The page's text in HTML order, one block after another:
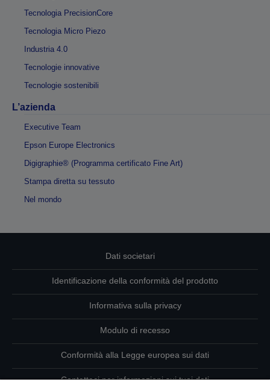
Tecnologia PrecisionCore
Tecnologia Micro Piezo
Industria 4.0
Tecnologie innovative
Tecnologie sostenibili
L’azienda
Executive Team
Epson Europe Electronics
Digigraphie® (Programma certificato Fine Art)
Stampa diretta su tessuto
Nel mondo
Dati societari
Identificazione della conformità del prodotto
Informativa sulla privacy
Modulo di recesso
Conformità alla Legge europea sui dati
Contattaci per informazioni sui tuoi dati